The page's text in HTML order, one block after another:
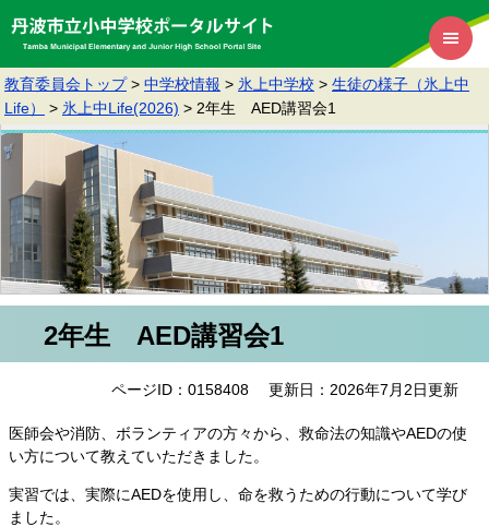
教育委員会トップ > 中学校情報 > 氷上中学校 > 生徒の様子（氷上中
Life）
> 氷上中Life(2026) > 2年生 AED講習会1
2年生 AED講習会1
ページID：0158408 更新日：2026年7月2日更新
医師会や消防、ボランティアの方々から、救命法の知識やAEDの使
い方について教えていただきました。
実習では、実際にAEDを使用し、命を救うための行動について学び
ました。